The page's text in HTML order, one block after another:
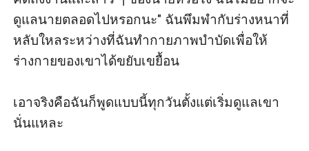
ดูแลนายตลอดไปหรอกนะ" ฉันพึมพำกับร่างหนาที่
หลับใหลระหว่างที่ฉันทำกายภาพบำบัดเพื่อให้
ร่างกายของเขาได้ขยับเขยื้อน
เอาจริงคือฉันก็พูดแบบนี้ทุกวันตั้งแต่เริ่มดูแลเขา
นั่นแหละ